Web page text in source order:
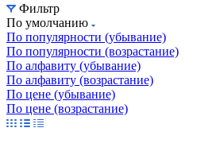
Фильтр
По умолчанию
По популярности (убывание)
По популярности (возрастание)
По алфавиту (убывание)
По алфавиту (возрастание)
По цене (убывание)
По цене (возрастание)